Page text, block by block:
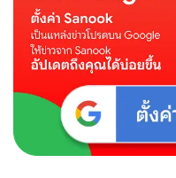
กำพร้า
คน
ปม
กลาย